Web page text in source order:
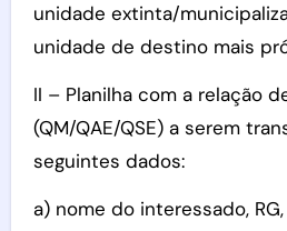
unidade extinta/
unidade de destino mais
II – Planilha com a relação
(QM/QAE/QSE) a serem
seguintes dados:
a) nome do interessado,